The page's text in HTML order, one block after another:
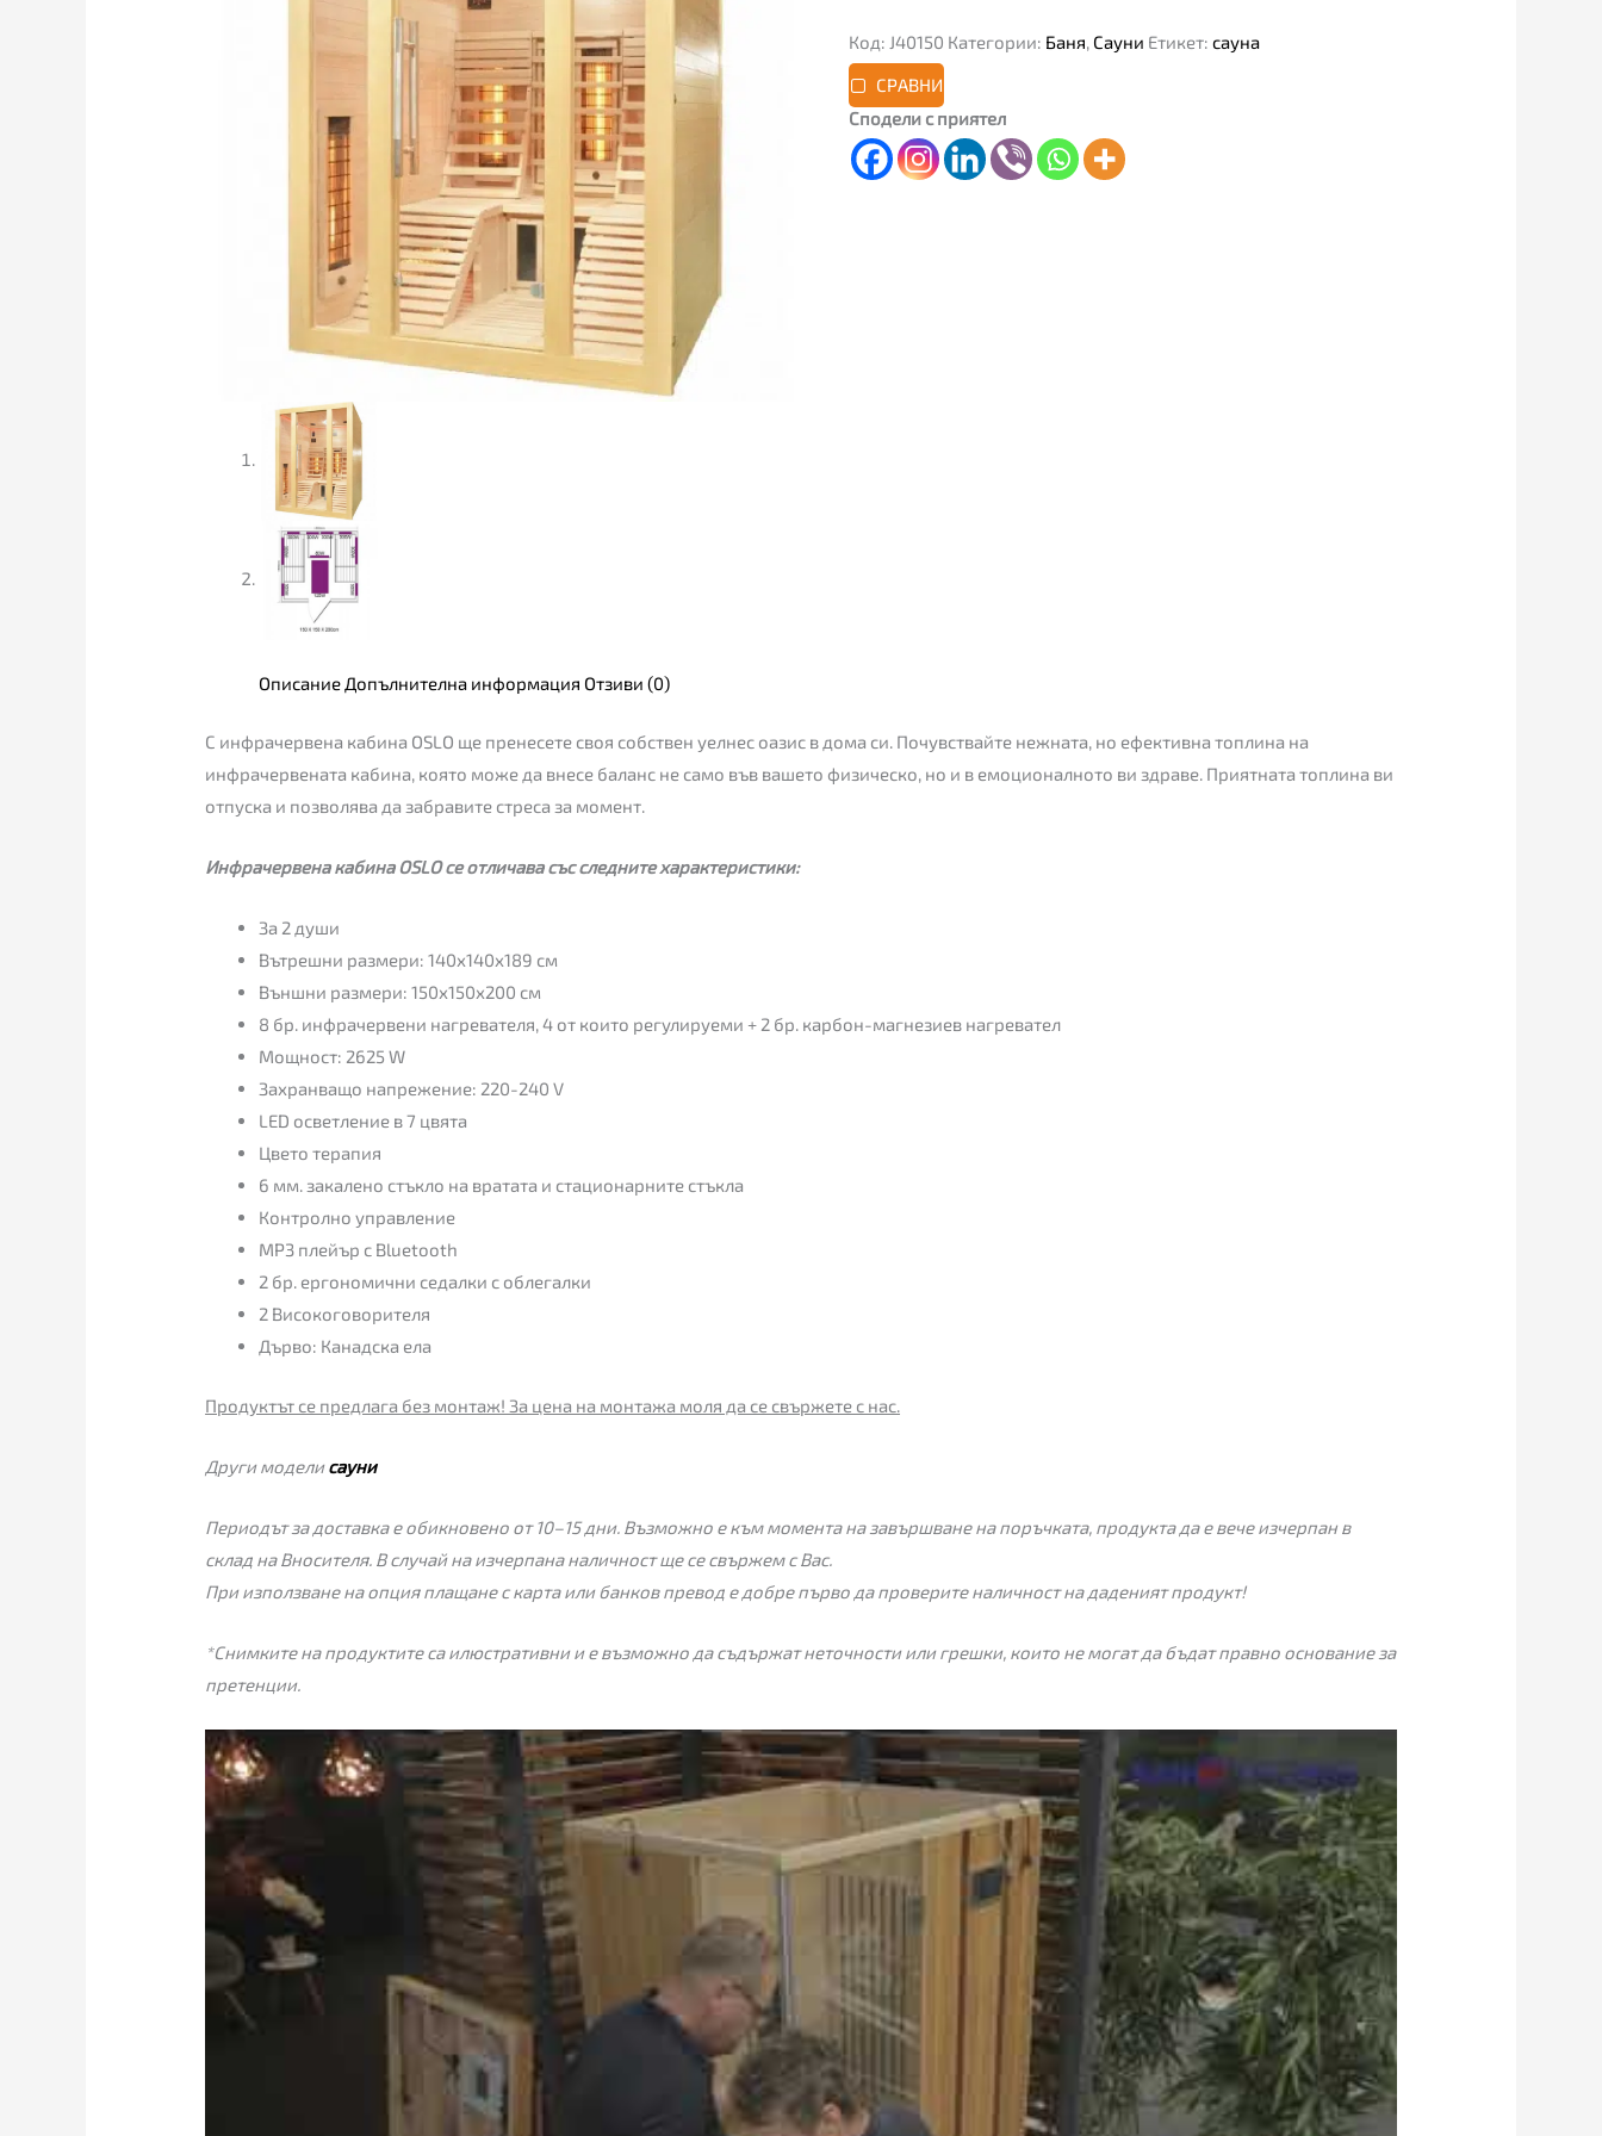
Код: J40150 Категории: Баня Сауни Етикет: сауна
СРАВНИ
Сподели с приятел
Описание Допълнителна информация Отзиви (0)
С инфрачервена кабина OSLO ще пренесете своя собствен уелнес оазис в дома си. Почувствайте нежната, но ефективна топлина на
инфрачервената кабина, която може да внесе баланс не само във вашето физическо, но и в емоционалното ви здраве. Приятната топлина ви
отпуска и позволява да забравите стреса за момент.
Инфрачервена кабина OSLO се отличава със следните характеристики:
За 2 души
Вътрешни размери: 140х140х189 см
Външни размери: 150х150х200 см
8 бр. инфрачервени нагревателя, 4 от които регулируеми + 2 бр. карбон-магнезиев нагревател
Мощност: 2625 W
Захранващо напрежение: 220-240 V
LED осветление в 7 цвята
Цвето терапия
6 мм. закалено стъкло на вратата и стационарните стъкла
Контролно управление
MP3 плейър с Bluetooth
2 бр. ергономични седалки с облегалки
2 Високоговорителя
Дърво: Канадска ела
Продуктът се предлага без монтаж! За цена на монтажа моля да се свържете с нас.
Други моделисауни
Периодът за доставка е обикновено от 10–15 дни. Възможно е към момента на завършване на поръчката, продукта да е вече изчерпан в
склад на Вносителя. В случай на изчерпана наличност ще се свържем с Вас.
При използване на опция плащане с карта или банков превод е добре първо да проверите наличност на даденият продукт!
*Снимките на продуктите са илюстративни и е възможно да съдържат неточности или грешки, които не могат да бъдат правно основание за
претенции.